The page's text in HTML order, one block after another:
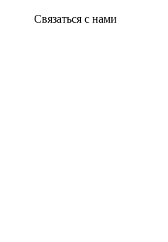
Связаться с нами